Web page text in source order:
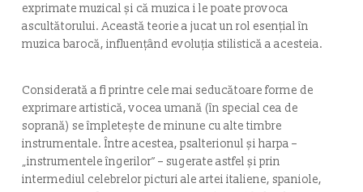
exprimate muzical și că muzica i le poate provoca
ascultătorului. Această teorie a jucat un rol esențial în
muzica barocă, influențând evoluția stilistică a acesteia.
Considerată a fi printre cele mai seducătoare forme de
exprimare artistică, vocea umană (în special cea de
soprană) se împletește de minune cu alte timbre
instrumentale. Între acestea, psalterionul și harpa –
„instrumentele îngerilor” – sugerate astfel și prin
intermediul celebrelor picturi ale artei italiene, spaniole,